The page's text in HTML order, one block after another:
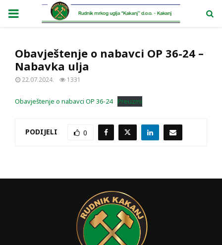
PRIMARY
Obavještenje o nabavci OP 36-24 –
Nabavka ulja
22.07.2024. 1331
Obavještenje o nabavci OP 36-24 Preuzmi
PODIJELI 0